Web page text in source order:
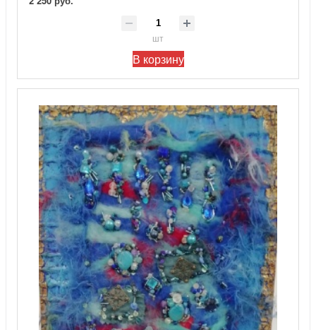
шт
В корзину